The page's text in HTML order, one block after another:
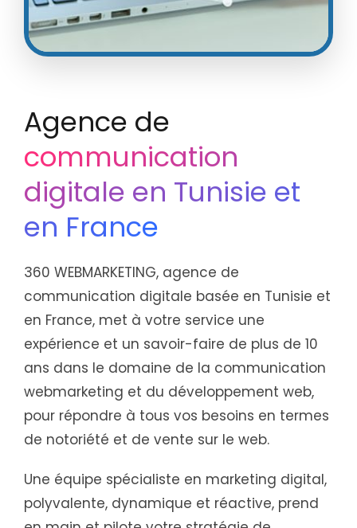
Agence de
communication
digitale en Tunisie et
en France
360 WEBMARKETING, agence de
communication digitale basée en Tunisie et
en France, met à votre service une
expérience et un savoir-faire de plus de 10
ans dans le domaine de la communication
webmarketing et du développement web,
pour répondre à tous vos besoins en termes
de notoriété et de vente sur le web.
Une équipe spécialiste en marketing digital,
polyvalente, dynamique et réactive, prend